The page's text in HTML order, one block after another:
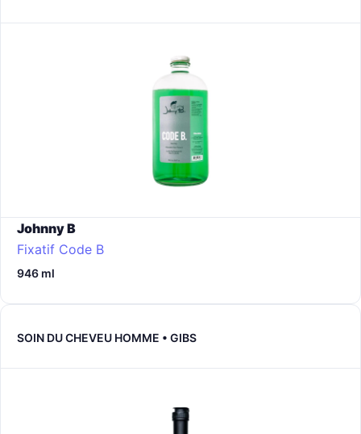
Johnny B
Fixatif Code B
946 ml
SOIN DU CHEVEU HOMME • GIBS